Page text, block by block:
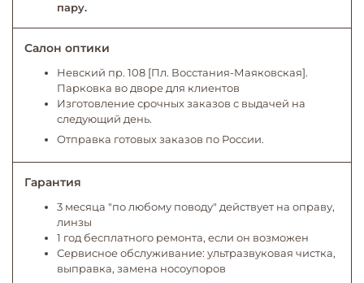
пару.
Салон оптики
Невский пр. 108 [Пл. Восстания-Маяковская].
Парковка во дворе для клиентов
Изготовление срочных заказов с выдачей на
следующий день.
Отправка готовых заказов по России.
Гарантия
3 месяца "по любому поводу" действует на оправу,
линзы
1 год бесплатного ремонта, если он возможен
Сервисное обслуживание: ультразвуковая чистка,
выправка, замена носоупоров